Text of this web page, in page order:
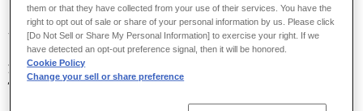
当社では、当社グループの持続的な価値向上を図るため、従業員の
一人ひとりが、その多様な能力を発揮し、それを最大化する組織づ
くりが重要であるとの考えのもと、ダイバーシティを促進する各種
施策に積極的に取り組んでいます。LGBTQ+に関しては、2020年に
性的指向・性自認に関するKawasaki-LGBT行動宣言を定め、
LGBTQ+の当事者が働きやすい職場づくりを目指し、社内セミナー
them or that they have collected from your use of their services. You have the
right to opt out of sale or share of your personal information by us. Please click
[Do Not Sell or Share My Personal Information] to exercise your right. If we
have detected an opt-out preference signal, then it will be honored.
Cookie Policy
Change your sell or share preference